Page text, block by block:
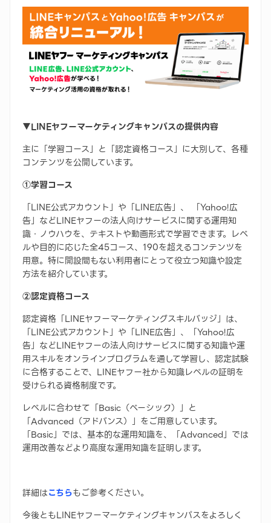
▼LINEヤフーマーケティングキャンパスの提供内容
主に「学習コース」と「認定資格コース」に大別して、各種
コンテンツを公開しています。
①学習コース
「LINE公式アカウント」や「LINE広告」、 「Yahoo!広
告」などLINEヤフーの法人向けサービスに関する運用知
識・ノウハウを、テキストや動画形式で学習できます。レベ
ルや目的に応じた全45コース、190を超えるコンテンツを
用意。特に開設間もない利用者にとって役立つ知識や設定
方法を紹介しています。
②認定資格コース
認定資格「LINEヤフーマーケティングスキルバッジ」は、
「LINE公式アカウント」や「LINE広告」、「Yahoo!広
告」などLINEヤフーの法人向けサービスに関する知識や運
用スキルをオンラインプログラムを通して学習し、認定試験
に合格することで、LINEヤフー社から知識レベルの証明を
受けられる資格制度です。
レベルに合わせて「Basic（ベーシック）」と
「Advanced（アドバンス）」をご用意しています。
「Basic」では、基本的な運用知識を、「Advanced」では
運用改善などより高度な運用知識を証明します。
詳細はこちらもご参考ください。
今後ともLINEヤフーマーケティングキャンパスをよろしく